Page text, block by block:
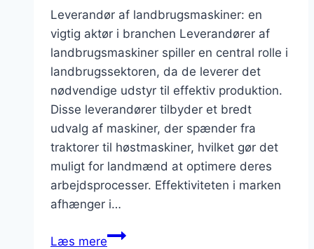
Leverandør af landbrugsmaskiner: en
vigtig aktør i branchen Leverandører af
landbrugsmaskiner spiller en central rolle i
landbrugssektoren, da de leverer det
nødvendige udstyr til effektiv produktion.
Disse leverandører tilbyder et bredt
udvalg af maskiner, der spænder fra
traktorer til høstmaskiner, hvilket gør det
muligt for landmænd at optimere deres
arbejdsprocesser. Effektiviteten i marken
afhænger i…
Læs mereLeverandør